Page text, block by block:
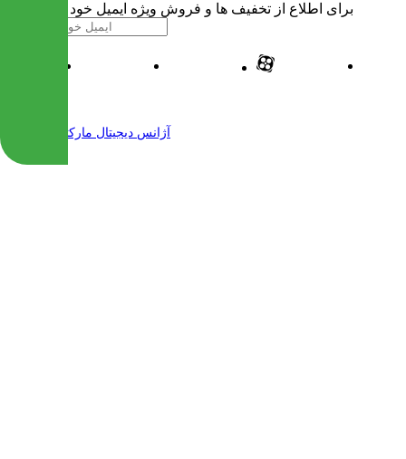
برای اطلاع از تخفیف ها و فروش ویژه ایمیل خود را وارد کنید
آژانس دیجیتال مارکتینگ مهرنت